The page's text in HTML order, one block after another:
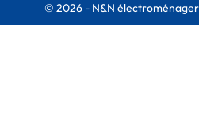
© 2026 - N&N